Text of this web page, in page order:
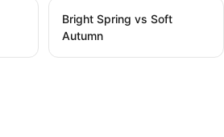
Bright Spring vs Soft
Autumn